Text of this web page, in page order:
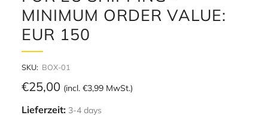
MINIMUM ORDER VALUE:
EUR 150
SKU: BOX-01
Regular
price
€25,00 (incl. €3,99 MwSt.)
Lieferzeit: 3-4 days